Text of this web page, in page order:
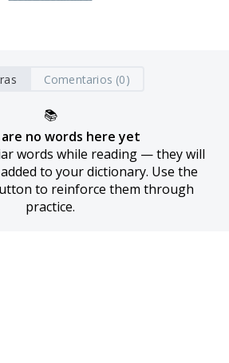
Comentarios (0)
📚
no words here yet
words while reading — they will
to your dictionary. Use the
to reinforce them through
practice.